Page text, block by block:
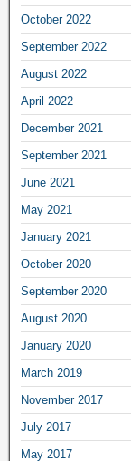
October 2022
September 2022
August 2022
April 2022
December 2021
September 2021
June 2021
May 2021
January 2021
October 2020
September 2020
August 2020
January 2020
March 2019
November 2017
July 2017
May 2017